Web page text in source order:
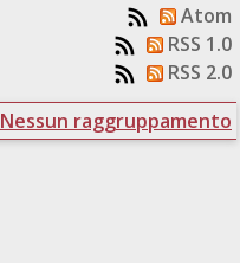
Atom
RSS 1.0
RSS 2.0
Nessun raggruppamento